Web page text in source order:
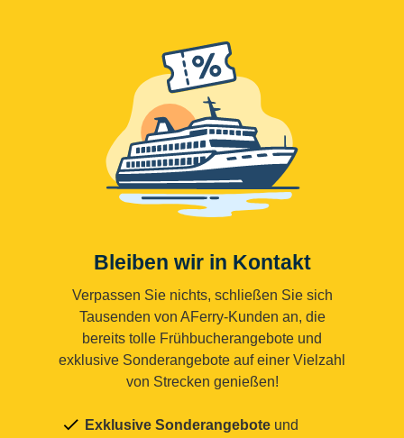
Bleiben wir in Kontakt
Verpassen Sie nichts, schließen Sie sich
Tausenden von AFerry-Kunden an, die
bereits tolle Frühbucherangebote und
exklusive Sonderangebote auf einer Vielzahl
von Strecken genießen!
Exklusive Sonderangebote und